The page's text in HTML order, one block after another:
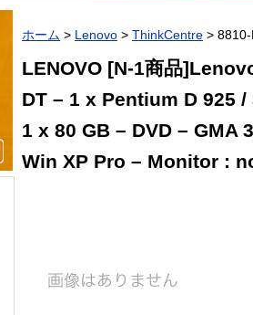
ホーム > Lenovo > ThinkCentre >
LENOVO [N-1商品
DT – 1 x Pentium D 925 /
1 x 80 GB – DVD – GMA
Win XP Pro – Monitor :